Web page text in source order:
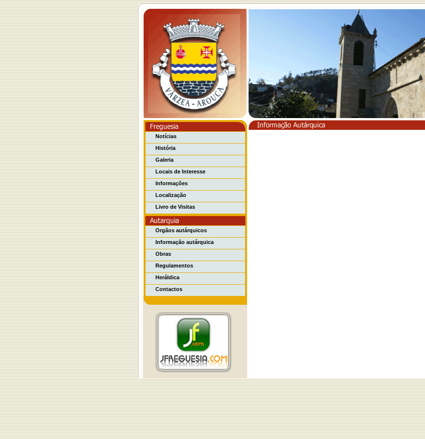
Notícias
História
Galeria
Locais de Interesse
Informações
Localização
Livro de Visitas
Orgãos autárquicos
Informação autárquica
Obras
Regulamentos
Heráldica
Contactos